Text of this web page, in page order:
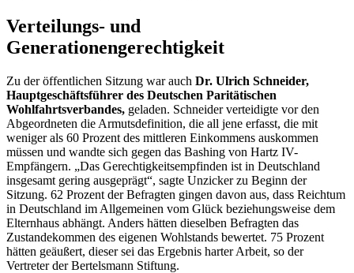
Verteilungs- und
Generationengerechtigkeit
Zu der öffentlichen Sitzung war auch Dr. Ulrich Schneider,
Hauptgeschäftsführer des Deutschen Paritätischen
Wohlfahrtsverbandes, geladen. Schneider verteidigte vor den
Abgeordneten die Armutsdefinition, die all jene erfasst, die mit
weniger als 60 Prozent des mittleren Einkommens auskommen
müssen und wandte sich gegen das Bashing von Hartz IV-
Empfängern. „Das Gerechtigkeitsempfinden ist in Deutschland
insgesamt gering ausgeprägt“, sagte Unzicker zu Beginn der
Sitzung. 62 Prozent der Befragten gingen davon aus, dass Reichtum
in Deutschland im Allgemeinen vom Glück beziehungsweise dem
Elternhaus abhängt. Anders hätten dieselben Befragten das
Zustandekommen des eigenen Wohlstands bewertet. 75 Prozent
hätten geäußert, dieser sei das Ergebnis harter Arbeit, so der
Vertreter der Bertelsmann Stiftung.